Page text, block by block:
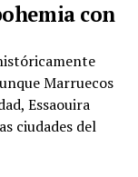
con
Marruecos
Essaouira
ciudades del